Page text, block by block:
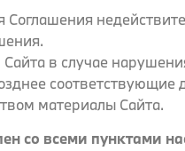
Соглашения
в случае
соответствующие
материалы Сайта.
со всеми пунктами